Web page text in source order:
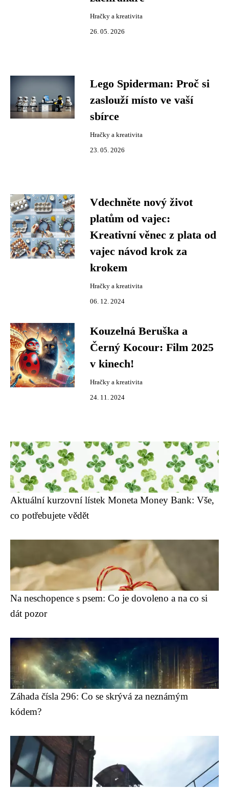
Hračky a kreativita
26. 05. 2026
Lego Spiderman: Proč si
zaslouží místo ve vaší
sbírce
Hračky a kreativita
23. 05. 2026
Vdechněte nový život
platům od vajec:
Kreativní věnec z plata od
vajec návod krok za
krokem
Hračky a kreativita
06. 12. 2024
Kouzelná Beruška a
Černý Kocour: Film 2025
v kinech!
Hračky a kreativita
24. 11. 2024
Aktuální kurzovní lístek Moneta Money Bank: Vše,
co potřebujete vědět
Na neschopence s psem: Co je dovoleno a na co si
dát pozor
Záhada čísla 296: Co se skrývá za neznámým
kódem?